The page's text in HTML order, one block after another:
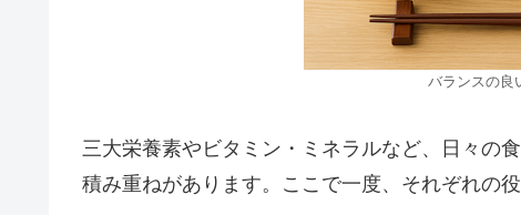
バランスの良
三大栄養素やビタミン・ミネラルなど、日々の
積み重ねがあります。ここで一度、それぞれの